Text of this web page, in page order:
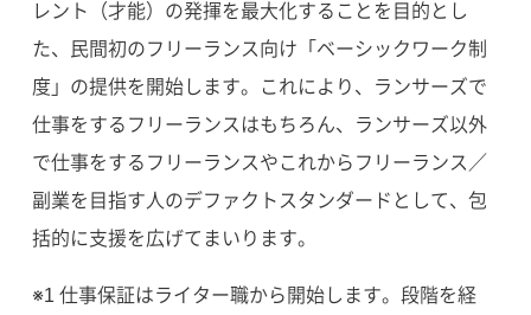
レント（才能）の発揮を最大化することを目的とし
た、民間初のフリーランス向け「ベーシックワーク制
度」の提供を開始します。これにより、ランサーズで
仕事をするフリーランスはもちろん、ランサーズ以外
で仕事をするフリーランスやこれからフリーランス／
副業を目指す人のデファクトスタンダードとして、包
括的に支援を広げてまいります。
※1 仕事保証はライター職から開始します。段階を経